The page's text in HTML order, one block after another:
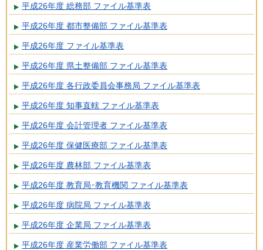
平成26年度 総務部 ファイル基準表
平成26年度 都市整備部 ファイル基準表
平成26年度 ファイル基準表
平成26年度 県土整備部 ファイル基準表
平成26年度 各行政委員会事務局 ファイル基準表
平成26年度 知事直轄 ファイル基準表
平成26年度 会計管理者 ファイル基準表
平成26年度 保健医療部 ファイル基準表
平成26年度 農林部 ファイル基準表
平成26年度 教育局･教育機関 ファイル基準表
平成26年度 病院局 ファイル基準表
平成26年度 企業局 ファイル基準表
平成26年度 産業労働部 ファイル基準表